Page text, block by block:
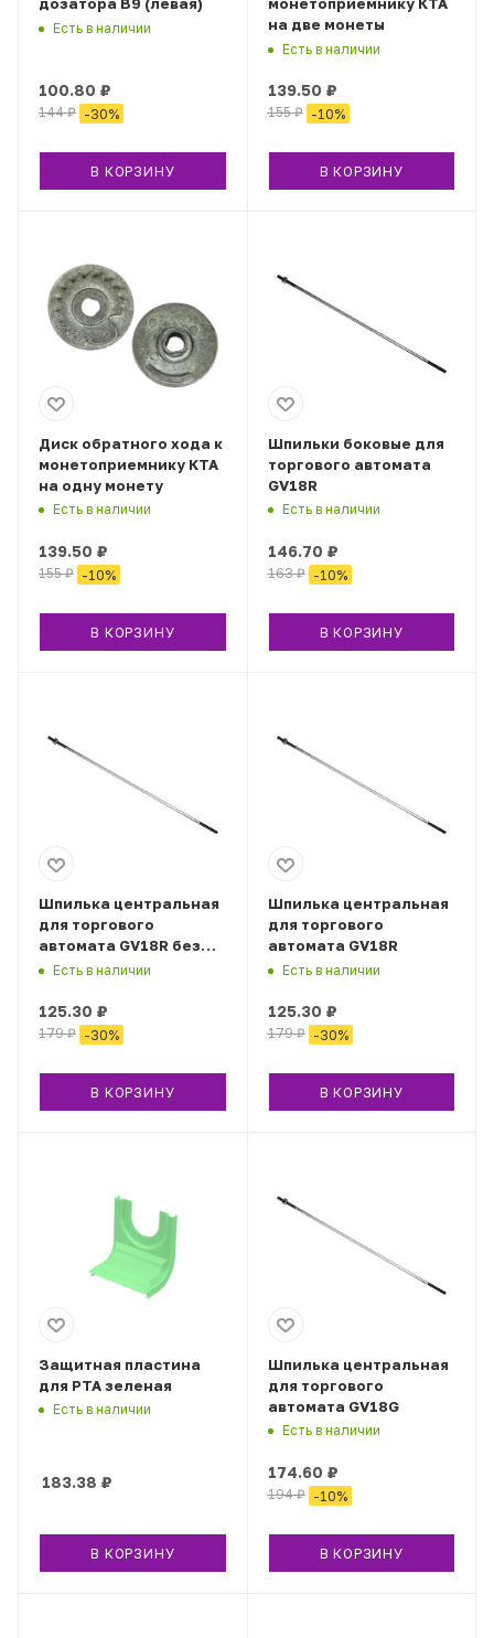
Есть в наличии
100.80 ₽
144₽ -30%
В КОРЗИНУ
на две монеты
Есть в наличии
139.50 ₽
155₽ -10%
В КОРЗИНУ
Диск обратного хода к
монетоприемнику КТА
на одну монету
Есть в наличии
139.50 ₽
155₽ -10%
В КОРЗИНУ
Шпильки боковые для
торгового автомата
GV18R
Есть в наличии
146.70 ₽
163₽ -10%
В КОРЗИНУ
Шпилька центральная
для торгового
автомата GV18R без
кэшбокса
Есть в наличии
125.30 ₽
179₽ -30%
В КОРЗИНУ
Шпилька центральная
для торгового
автомата GV18R
Есть в наличии
125.30 ₽
179₽ -30%
В КОРЗИНУ
Защитная пластина
для РТА зеленая
Есть в наличии
183.38 ₽
В КОРЗИНУ
Шпилька центральная
для торгового
автомата GV18G
Есть в наличии
174.60 ₽
194₽ -10%
В КОРЗИНУ